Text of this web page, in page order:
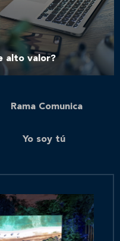
alto valor?
Rama Comunica
Yo soy tú